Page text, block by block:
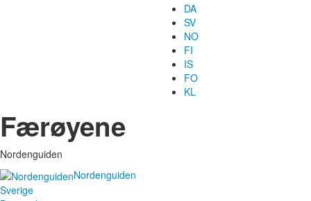
DA
SV
NO
FI
IS
FO
KL
Færøyene
Nordenguiden
Nordenguiden
Sverige